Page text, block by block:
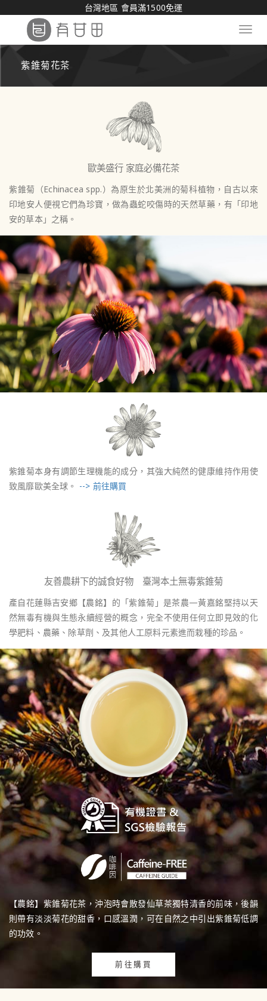
台灣地區 會員滿1500免運
紫錐菊花茶
歐美盛行 家庭必備花茶
紫錐菊（Echinacea spp.）為原生於北美洲的菊科植物，自古以來
印地安人便視它們為珍寶，做為蟲蛇咬傷時的天然草藥，有「印地
安的草本」之稱。
紫錐菊本身有調節生理機能的成分，其強大純然的健康維持作用使
致風靡歐美全球。 --> 前往購買
友善農耕下的誠食好物 臺灣本土無毒紫錐菊
產自花蓮縣吉安鄉【農銘】的「紫錐菊」是茶農—黃嘉銘堅持以天
然無毒有機與生態永續經營的概念，完全不使用任何立即見效的化
學肥料、農藥、除草劑、及其他人工原料元素進而栽種的珍品。
【農銘】紫錐菊花茶，沖泡時會散發仙草茶獨特清香的前味，後韻
則帶有淡淡菊花的甜香，口感溫潤，可在自然之中引出紫錐菊低調
的功效。
前往購買